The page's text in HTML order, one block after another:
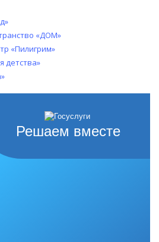
«ДОМ»
«Пилигрим»
детства»
Решаем вместе